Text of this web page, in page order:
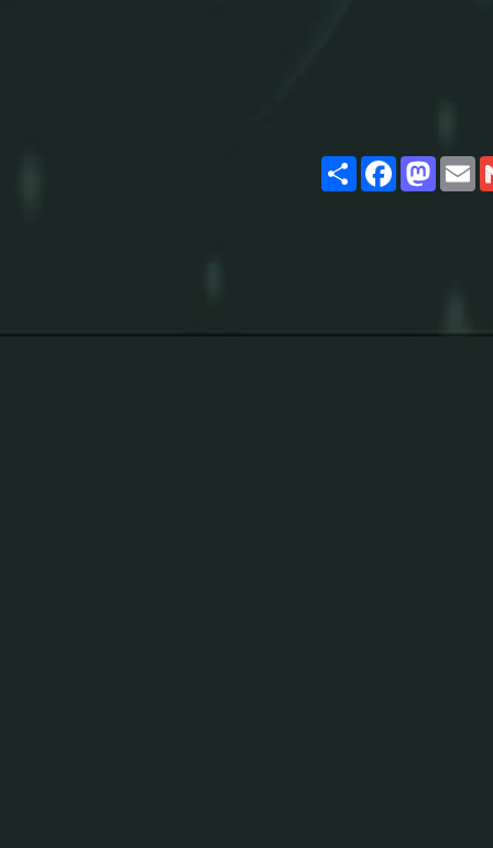
ShareFacebook